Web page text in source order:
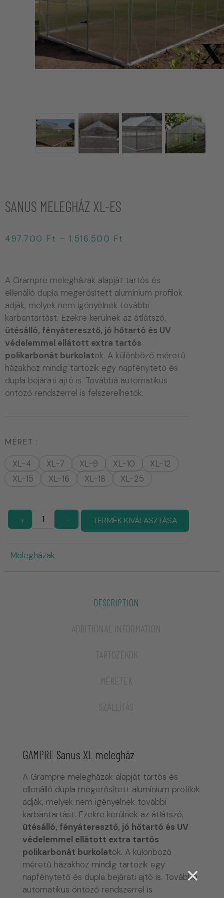
SANUS MELEGHÁZ XL-ES
497.700 Ft – 1.516.500 Ft
A Grampre melegházak alapját tartós és
ellenálló dupla megerősített alumínium profilok
adják, melyek nem igényelnek további
karbantartást. Ezekre kerülnek az átlátszó,
ütésálló, fényáteresztő, jó hőtartó és UV
védelemmel ellátott extra tartós
polikarbonát burkolatok. A különböző méretű
házakhoz mindig tartozik egy napfénytető és
dupla bejárati ajtó is. Továbbá automatikus
öntöző rendszerrel is felszerelhetők.
MÉRET
XL-4 XL-7 XL-9 XL-10
XL-12
XL-15
XL-16 XL-18 XL-25
+ - TERMÉK KIVÁLASZTÁSA
Melegházak
DESCRIPTION
ADDITIONAL INFORMATION
TARTOZÉKOK
MÉRETEK
SZÁLLÍTÁS
GAMPRE Sanus XL melegház
A Grampre melegházak alapját tartós és
ellenálló dupla megerősített alumínium profilok
adják, melyek nem igényelnek további
karbantartást. Ezekre kerülnek az átlátszó,
ütésálló, fényáteresztő, jó hőtartó és UV
védelemmel ellátott extra tartós
polikarbonát burkolatok. A különböző
méretű házakhoz mindig tartozik egy
napfénytető és dupla bejárati ajtó is. Továbbá
automatikus öntöző rendszerrel is